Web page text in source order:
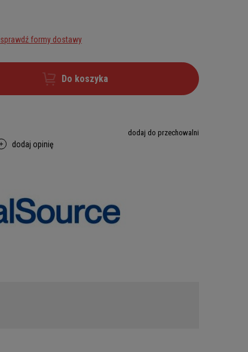
sprawdź formy dostawy
Do koszyka
dodaj do przechowalni
dodaj opinię